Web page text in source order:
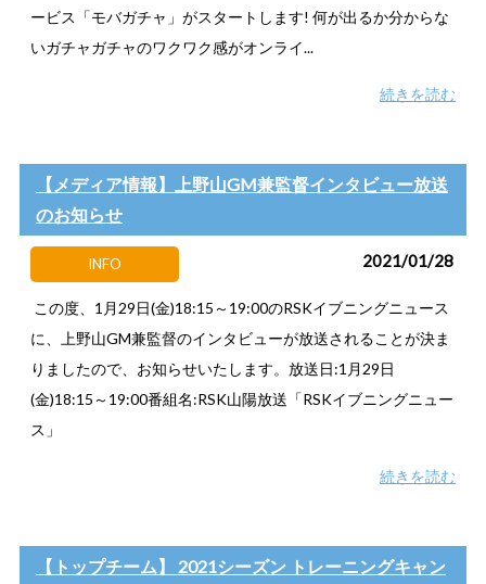
ービス「モバガチャ」がスタートします! 何が出るか分からな
いガチャガチャのワクワク感がオンライ...
続きを読む
【メディア情報】上野山GM兼監督インタビュー放送
のお知らせ
INFO 2021/01/28
この度、1月29日(金)18:15～19:00のRSKイブニングニュース
に、上野山GM兼監督のインタビューが放送されることが決ま
りましたので、お知らせいたします。放送日:1月29日
(金)18:15～19:00番組名:RSK山陽放送「RSKイブニングニュー
ス」
続きを読む
【トップチーム】 2021シーズン トレーニングキャン